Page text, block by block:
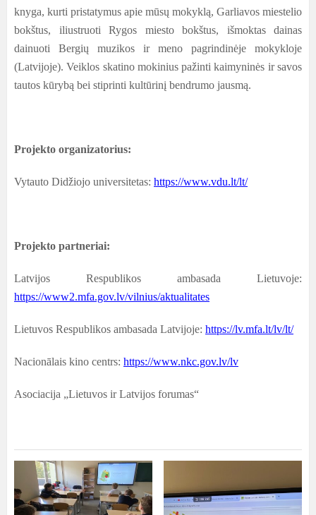
knyga, kurti pristatymus apie mūsų mokyklą, Garliavos miestelio
bokštus, iliustruoti Rygos miesto bokštus, išmoktas dainas
dainuoti Bergių muzikos ir meno pagrindinėje mokykloje
(Latvijoje). Veiklos skatino mokinius pažinti kaimyninės ir savos
tautos kūrybą bei stiprinti kultūrinį bendrumo jausmą.
Projekto organizatorius:
Vytauto Didžiojo universitetas: https://www.vdu.lt/lt/
Projekto partneriai:
Latvijos Respublikos ambasada Lietuvoje:
https://www2.mfa.gov.lv/vilnius/aktualitates
Lietuvos Respublikos ambasada Latvijoje: https://lv.mfa.lt/lv/lt/
Nacionālais kino centrs: https://www.nkc.gov.lv/lv
Asociacija „Lietuvos ir Latvijos forumas“